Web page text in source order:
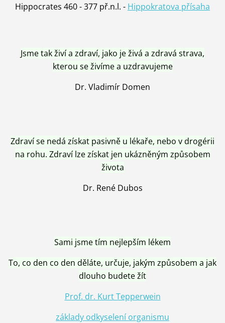
Hippocrates 460 - 377 př.n.l. - Hippokratova přísaha
Jsme tak živí a zdraví, jako je živá a zdravá strava,
kterou se živíme a uzdravujeme
Dr. Vladimír Domen
Zdraví se nedá získat pasivně u lékaře, nebo v drogérii
na rohu. Zdraví lze získat jen ukázněným způsobem
života
Dr. René Dubos
Sami jsme tím nejlepším lékem
To, co den co den děláte, určuje, jakým způsobem a jak
dlouho budete žít
Prof. dr. Kurt Tepperwein
základy odkyselení organismu